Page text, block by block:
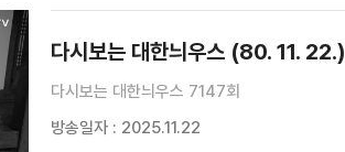
다시보는 대한늬우스 (80. 11. 22.)
다시보는 대한늬우스 7147회
방송일자 : 2025.11.22